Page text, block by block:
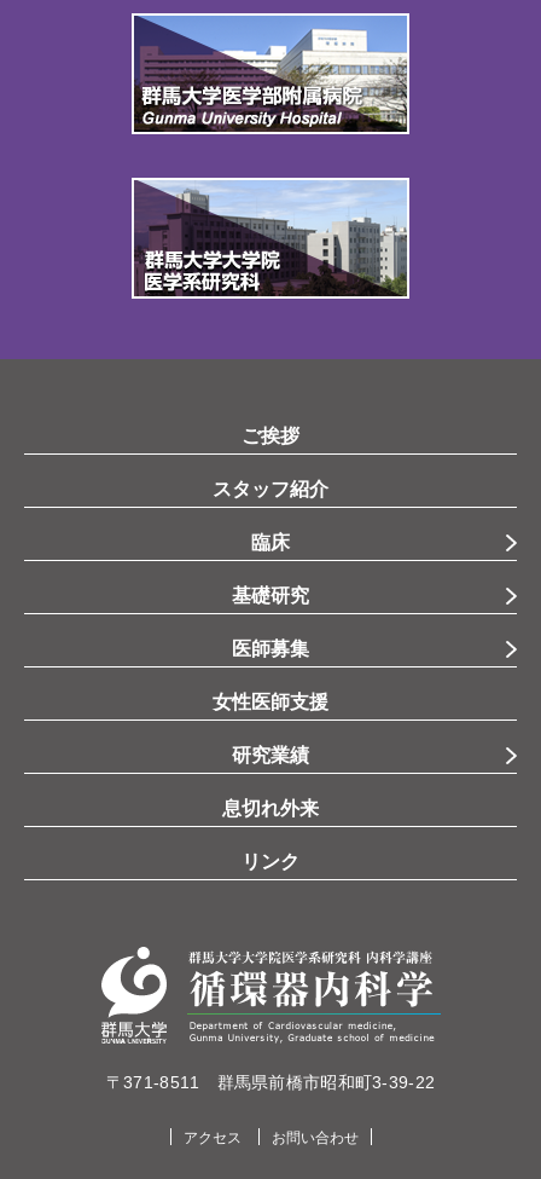
ご挨拶
スタッフ紹介
臨床
基礎研究
医師募集
女性医師支援
研究業績
息切れ外来
リンク
〒371-8511 群馬県前橋市昭和町3-39-22
アクセス お問い合わせ